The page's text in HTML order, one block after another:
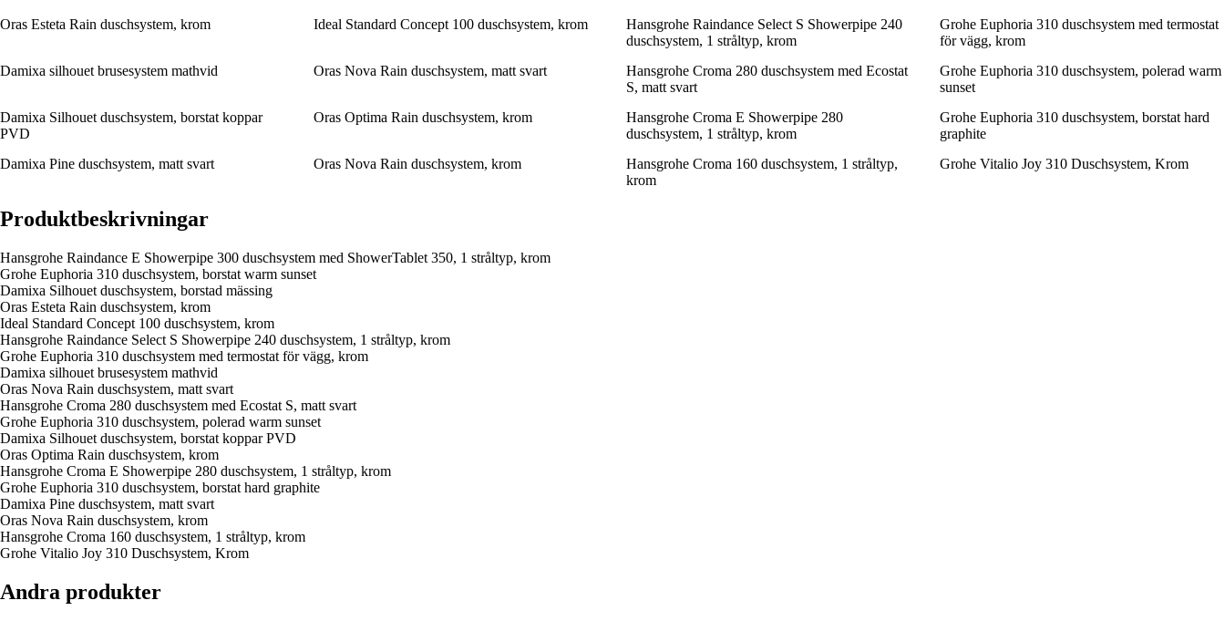
Oras Esteta Rain duschsystem, krom Ideal Standard Concept 100 duschsystem, krom
Hansgrohe Raindance Select S Showerpipe 240
duschsystem, 1 stråltyp, krom
Grohe Euphoria 310 duschsystem med termostat
för vägg, krom
Damixa silhouet brusesystem mathvid
Oras Nova Rain duschsystem, matt svart
Hansgrohe Croma 280 duschsystem med Ecostat
S, matt svart
Grohe Euphoria 310 duschsystem, polerad warm
sunset
Damixa Silhouet duschsystem, borstat koppar
PVD
Oras Optima Rain duschsystem, krom
Hansgrohe Croma E Showerpipe 280
duschsystem, 1 stråltyp, krom
Grohe Euphoria 310 duschsystem, borstat hard
graphite
Damixa Pine duschsystem, matt svart
Oras Nova Rain duschsystem, krom
Hansgrohe Croma 160 duschsystem, 1 stråltyp,
krom
Grohe Vitalio Joy 310 Duschsystem, Krom
Produktbeskrivningar
Hansgrohe Raindance E Showerpipe 300 duschsystem med ShowerTablet 350, 1 stråltyp, krom
Grohe Euphoria 310 duschsystem, borstat warm sunset
Damixa Silhouet duschsystem, borstad mässing
Oras Esteta Rain duschsystem, krom
Ideal Standard Concept 100 duschsystem, krom
Hansgrohe Raindance Select S Showerpipe 240 duschsystem, 1 stråltyp, krom
Grohe Euphoria 310 duschsystem med termostat för vägg, krom
Damixa silhouet brusesystem mathvid
Oras Nova Rain duschsystem, matt svart
Hansgrohe Croma 280 duschsystem med Ecostat S, matt svart
Grohe Euphoria 310 duschsystem, polerad warm sunset
Damixa Silhouet duschsystem, borstat koppar PVD
Oras Optima Rain duschsystem, krom
Hansgrohe Croma E Showerpipe 280 duschsystem, 1 stråltyp, krom
Grohe Euphoria 310 duschsystem, borstat hard graphite
Damixa Pine duschsystem, matt svart
Oras Nova Rain duschsystem, krom
Hansgrohe Croma 160 duschsystem, 1 stråltyp, krom
Grohe Vitalio Joy 310 Duschsystem, Krom
Andra produkter